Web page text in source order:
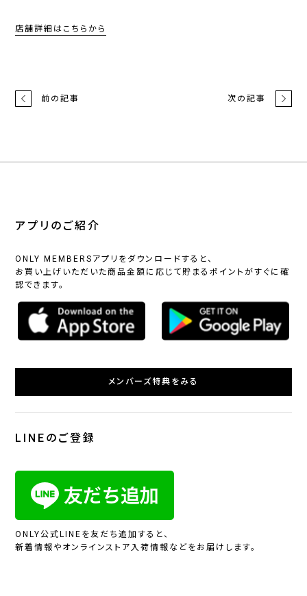
店舗詳細はこちらから
前の記事 次の記事
アプリのご紹介
ONLY MEMBERSアプリをダウンロードすると、
お買い上げいただいた商品金額に応じて貯まるポイントがすぐに確
認できます。
メンバーズ特典をみる
LINEのご登録
ONLY公式LINEを友だち追加すると、
新着情報やオンラインストア入荷情報などをお届けします。